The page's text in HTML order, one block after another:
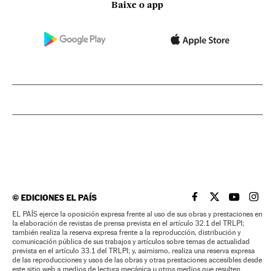
Baixe o app
©EDICIONES EL PAÍS EL PAÍS BRASIL EN
EL PAÍSEL PAÍS
EL
EL PAÍS ejerce la oposición expresa frente al uso de sus obras y prestaciones en
la elaboración de revistas de prensa prevista en el artículo 32.1 del TRLPI;
también realiza la reserva expresa frente a la reproducción, distribución y
comunicación pública de sus trabajos y artículos sobre temas de actualidad
prevista en el artículo 33.1 del TRLPI; y, asimismo, realiza una reserva expresa
de las reproducciones y usos de las obras y otras prestaciones accesibles desde
este sitio web a medios de lectura mecánica u otros medios que resulten